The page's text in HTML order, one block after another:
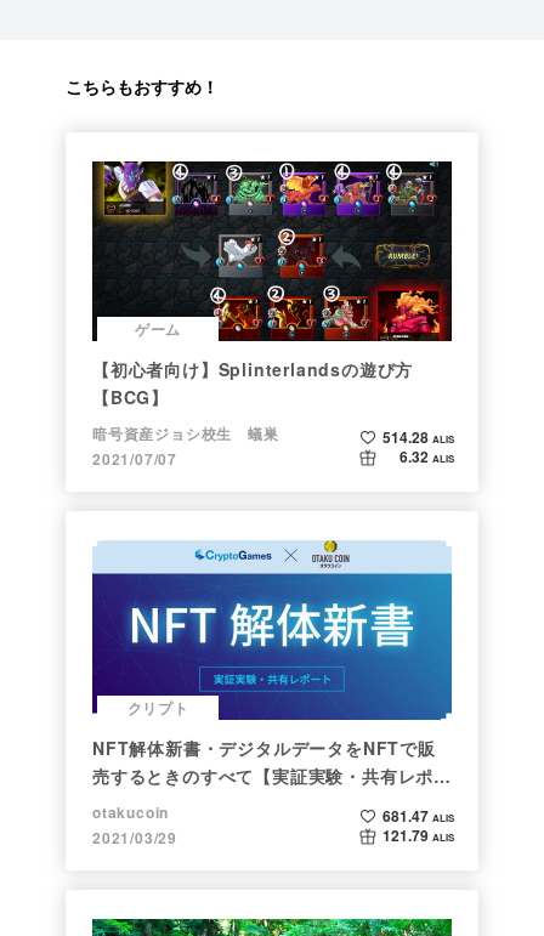
こちらもおすすめ！
ゲーム
【初心者向け】Splinterlandsの遊び方
【BCG】
暗号資産ジョシ校生 蟻巣
2021/07/07
514.28 ALIS
6.32 ALIS
クリプト
NFT解体新書・デジタルデータをNFTで販
売するときのすべて【実証実験・共有レポー
ト】
otakucoin
2021/03/29
681.47 ALIS
121.79 ALIS